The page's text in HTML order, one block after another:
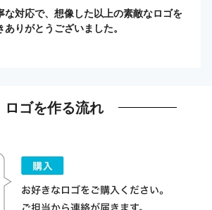
な対応で、想像した以上の素敵なロゴを
ありがとうございました。
ロゴを作る流れ